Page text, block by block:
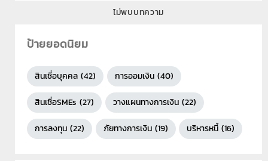
ไม่พบบทความ
ป้ายยอดนิยม
สินเชื่อบุคคล (42) การออมเงิน (40)
สินเชื่อSMEs (27) วางแผนทางการเงิน (22)
การลงทุน (22) ภัยทางการเงิน (19) บริหารหนี้ (16)